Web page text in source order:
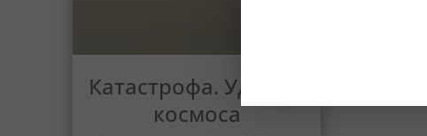
Катастрофа. Удар из
космоса